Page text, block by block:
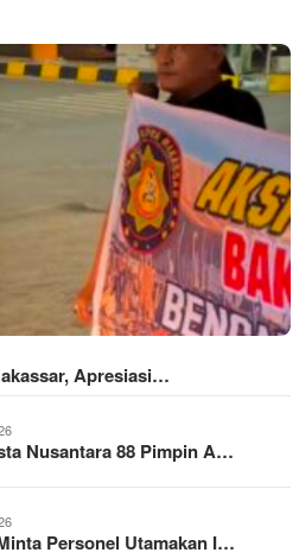
Apresiasi…
Nusantara 88 Pimpin A…
Personel Utamakan I…